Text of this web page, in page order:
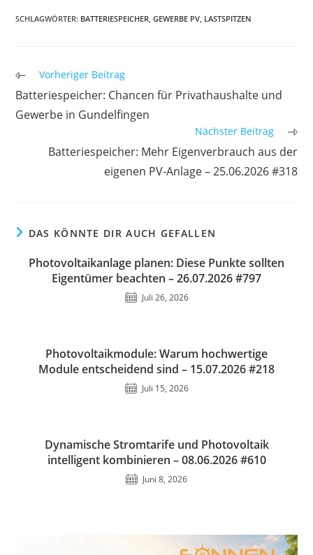
SCHLAGWÖRTER: BATTERIESPEICHER, GEWERBE PV, LASTSPITZEN
Weitere
ansehen
Vorheriger Beitrag
Batteriespeicher: Chancen für Privathaushalte und
Gewerbe in Gundelfingen
Nächster Beitrag
Batteriespeicher: Mehr Eigenverbrauch aus der
eigenen PV-Anlage – 25.06.2026 #318
DAS KÖNNTE DIR AUCH GEFALLEN
Photovoltaikanlage planen: Diese Punkte sollten
Eigentümer beachten – 26.07.2026 #797
Juli 26, 2026
Photovoltaikmodule: Warum hochwertige
Module entscheidend sind – 15.07.2026 #218
Juli 15, 2026
Dynamische Stromtarife und Photovoltaik
intelligent kombinieren – 08.06.2026 #610
Juni 8, 2026